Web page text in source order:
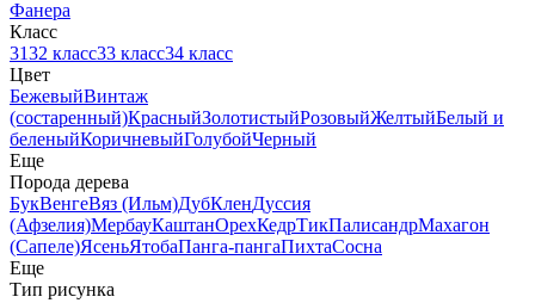
Фанера
Класс
3132 класс33 класс34 класс
Цвет
БежевыйВинтаж
(состаренный)КрасныйЗолотистыйРозовыйЖелтыйБелый и
беленыйКоричневыйГолубойЧерный
Еще
Порода дерева
БукВенгеВяз (Ильм)ДубКленДуссия
(Афзелия)МербауКаштанОрехКедрТикПалисандрМахагон
(Сапеле)ЯсеньЯтобаПанга-пангаПихтаСосна
Еще
Тип рисунка